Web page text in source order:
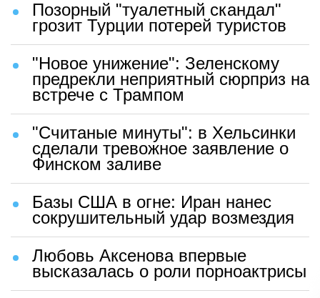
Позорный "туалетный скандал"
грозит Турции потерей туристов
"Новое унижение": Зеленскому
предрекли неприятный сюрприз на
встрече с Трампом
"Считаные минуты": в Хельсинки
сделали тревожное заявление о
Финском заливе
Базы США в огне: Иран нанес
сокрушительный удар возмездия
Любовь Аксенова впервые
высказалась о роли порноактрисы